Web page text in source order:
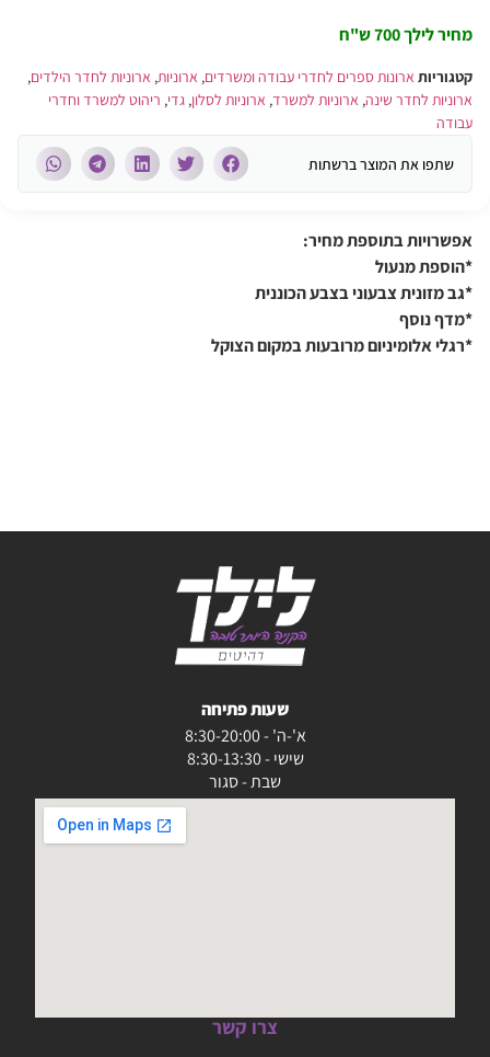
מחיר לילך 700 ש"ח
קטגוריות ארונות ספרים לחדרי עבודה ומשרדים, ארוניות, ארוניות לחדר הילדים,
ארוניות לחדר שינה, ארוניות למשרד, ארוניות לסלון, גדי, ריהוט למשרד וחדרי
עבודה
שתפו את המוצר ברשתות
אפשרויות בתוספת מחיר:
*הוספת מנעול
*גב מזונית צבעוני בצבע הכוננית
*מדף נוסף
*רגלי אלומיניום מרובעות במקום הצוקל
שעות פתיחה
א'-ה' - 8:30-20:00
שישי - 8:30-13:30
שבת - סגור
צרו קשר